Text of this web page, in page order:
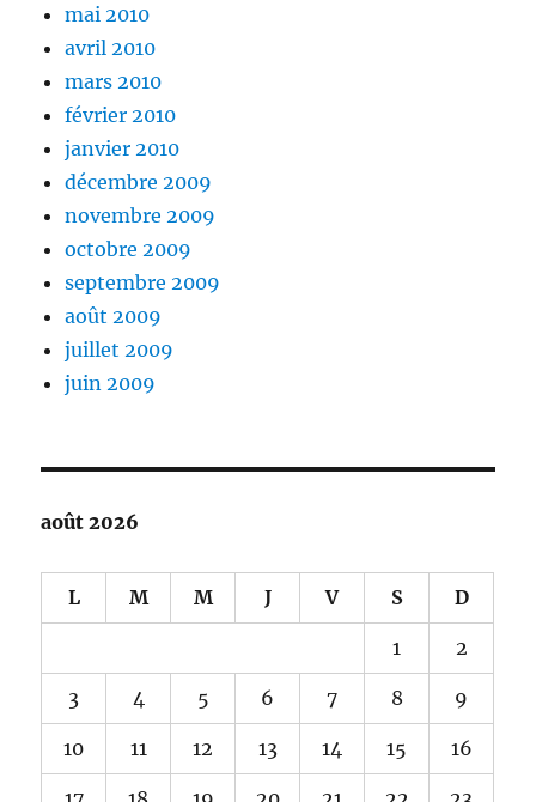
mai 2010
avril 2010
mars 2010
février 2010
janvier 2010
décembre 2009
novembre 2009
octobre 2009
septembre 2009
août 2009
juillet 2009
juin 2009
août 2026
L M M J V S D
1 2
3 4 5 6 7 8 9
10 11 12 13 14 15 16